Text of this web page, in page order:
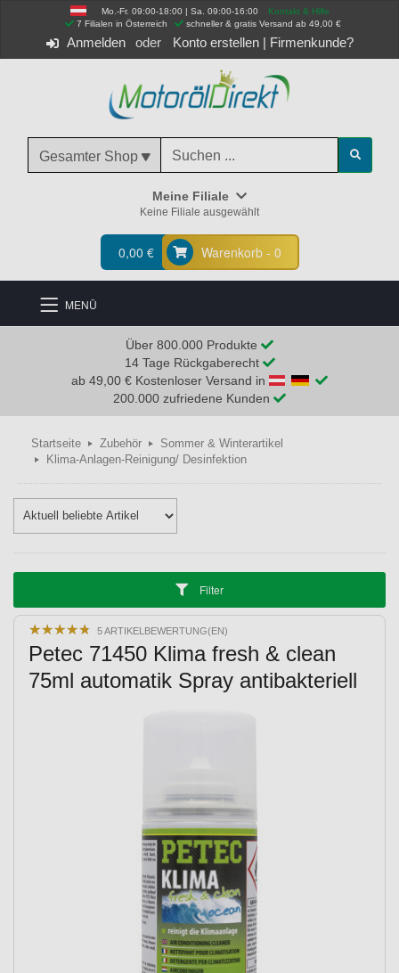
Mo.-Fr. 09:00-18:00 | Sa. 09:00-16:00
Kontakt & Hilfe
7 Filialen in Österreich
schneller & gratis Versand ab 49,00 €
Anmelden Konto erstellen| Firmenkunde?
Gesamter Shop
Meine Filiale
Keine Filiale ausgewählt
0,00 € Warenkorb - 0
MENÜ
Über 800.000 Produkte
14 Tage Rückgaberecht
ab 49,00 € Kostenloser Versand in
200.000 zufriedene Kunden
Startseite Zubehör
Sommer & Winterartikel
Klima-Anlagen-Reinigung/ Desinfektion
Filter
★★★★★
★★★★★ 5 ARTIKELBEWERTUNG(EN)
Petec 71450 Klima fresh & clean
75ml automatik Spray antibakteriell